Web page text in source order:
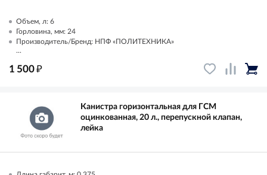
Объем, л: 6
Горловина, мм: 24
Производитель/Бренд: НПФ «ПОЛИТЕХНИКА»
...
1 500₽
Канистра горизонтальная для ГСМ
оцинкованная, 20 л., перепускной клапан,
лейка